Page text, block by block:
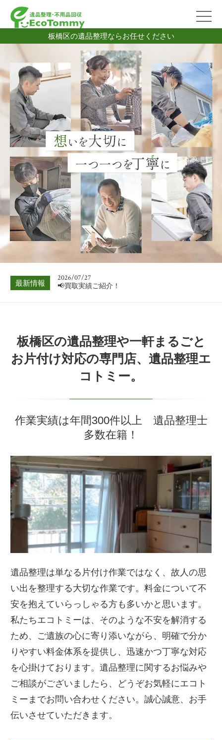
板橋区の遺品整理ならお任せください
最新情報
2026/07/06
📢買取実績ご紹介！
2026/08/03
📢買取実績ご紹介！
2026/07/27
📢買取実績ご紹介！
2026/07/13
📢買取実績ご紹介！
📢買取実績ご紹介！
2026/08/03
板橋区の遺品整理や一軒まるごと
お片付け対応の専門店、遺品整理エ
コトミー。
作業実績は年間300件以上 遺品整理士
多数在籍！
遺品整理は単なる片付け作業ではなく、故人の思
い出を整理する大切な作業です。料金について不
安を抱えていらっしゃる方も多いかと思います。
私たちエコトミーは、そのような不安を解消する
ため、ご遺族の心に寄り添いながら、明確で分か
りやすい料金体系を提供し、迅速かつ丁寧な対応
を心掛けております。遺品整理に関するお悩みや
ご相談がございましたら、どうぞお気軽にエコト
ミーまでお問い合わせください。誠心誠意、お手
伝いさせていただきます。